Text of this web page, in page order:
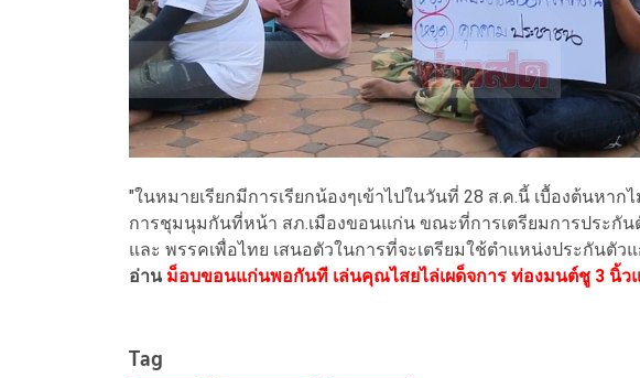
"ในหมายเรียกมีการเรียกน้องๆเข้าไปในวันที่ 28 ส.ค.นี้ เบื้องต้นหาก
การชุมนุมกันที่หน้า สภ.เมืองขอนแก่น ขณะที่การเตรียมการประกั
และ พรรคเพื่อไทย เสนอตัวในการที่จะเตรียมใช้ตำแหน่งประกันตัว
อ่านม็อบขอนแก่นพอกันที เล่นคุณไสยไล่เผด็จการ ท่องมนต์ชู 3 นิ้ว
Tag